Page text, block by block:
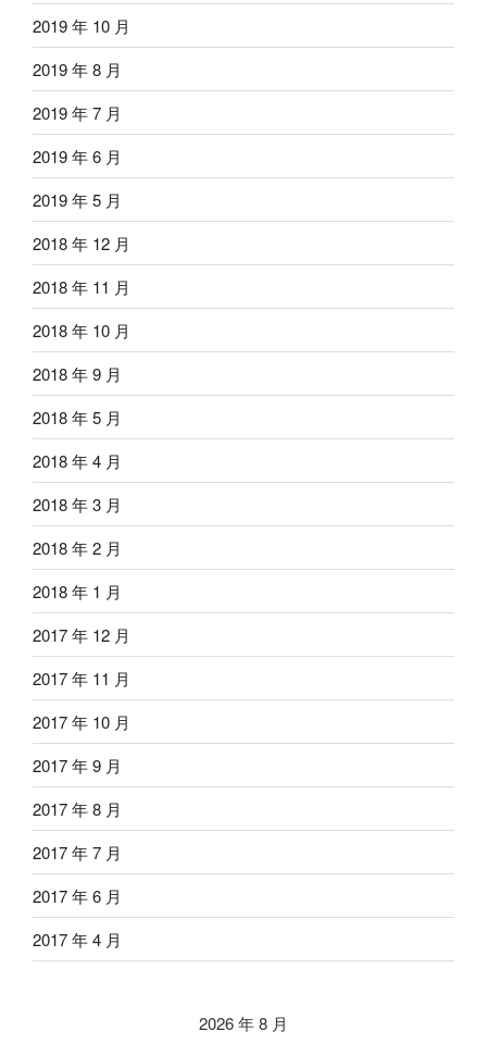
2019 年 10 月
2019 年 8 月
2019 年 7 月
2019 年 6 月
2019 年 5 月
2018 年 12 月
2018 年 11 月
2018 年 10 月
2018 年 9 月
2018 年 5 月
2018 年 4 月
2018 年 3 月
2018 年 2 月
2018 年 1 月
2017 年 12 月
2017 年 11 月
2017 年 10 月
2017 年 9 月
2017 年 8 月
2017 年 7 月
2017 年 6 月
2017 年 4 月
2026 年 8 月